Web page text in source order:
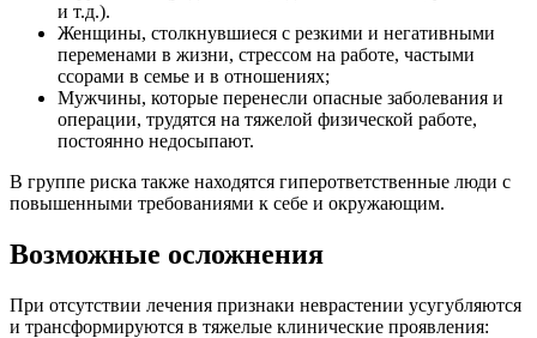
и т.д.).
Женщины, столкнувшиеся с резкими и негативными
переменами в жизни, стрессом на работе, частыми
ссорами в семье и в отношениях;
Мужчины, которые перенесли опасные заболевания и
операции, трудятся на тяжелой физической работе,
постоянно недосыпают.
В группе риска также находятся гиперответственные люди с
повышенными требованиями к себе и окружающим.
Возможные осложнения
При отсутствии лечения признаки неврастении усугубляются
и трансформируются в тяжелые клинические проявления: